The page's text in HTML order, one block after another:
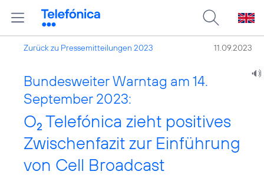
Zurück zu Pressemitteilungen 2023 11.09.2023
Bundesweiter Warntag am 14.
September 2023:
O2 Telefónica zieht positives
Zwischenfazit zur Einführung
von Cell Broadcast